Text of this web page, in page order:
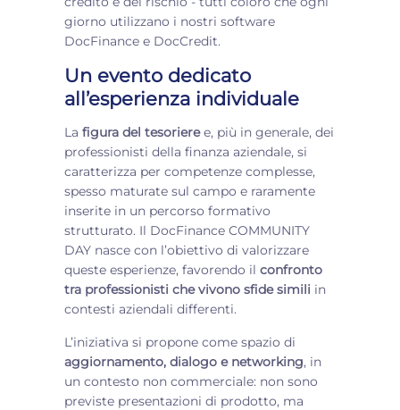
giorno utilizzano i nostri software
DocFinance e DocCredit.
Un evento dedicato
all’esperienza individuale
La figura del tesorieree, più in generale, dei
professionisti della finanza aziendale, si
caratterizza per competenze complesse,
spesso maturate sul campo e raramente
inserite in un percorso formativo
strutturato. Il DocFinance COMMUNITY
DAY nasce con l’obiettivo di valorizzare
queste esperienze, favorendo il confronto
tra professionisti che vivono sfide simili in
contesti aziendali differenti.
L’iniziativa si propone come spazio di
aggiornamento, dialogo e networking, in
un contesto non commerciale: non sono
previste presentazioni di prodotto, ma